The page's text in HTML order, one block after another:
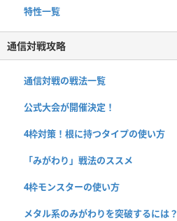
特性一覧
通信対戦攻略
通信対戦の戦法一覧
公式大会が開催決定！
4枠対策！根に持つタイプの使い方
「みがわり」戦法のススメ
4枠モンスターの使い方
メタル系のみがわりを突破するには？